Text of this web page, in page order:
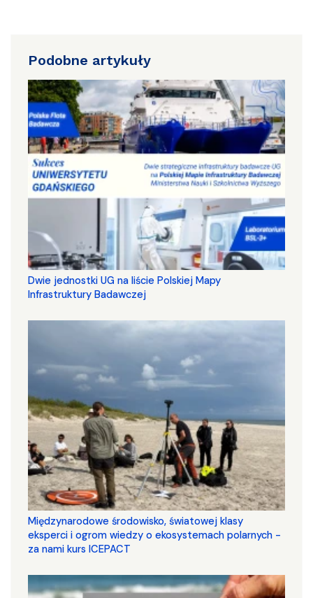
Podobne artykuły
Dwie jednostki UG na liście Polskiej Mapy
Infrastruktury Badawczej
Międzynarodowe środowisko, światowej klasy
eksperci i ogrom wiedzy o ekosystemach polarnych -
za nami kurs ICEPACT